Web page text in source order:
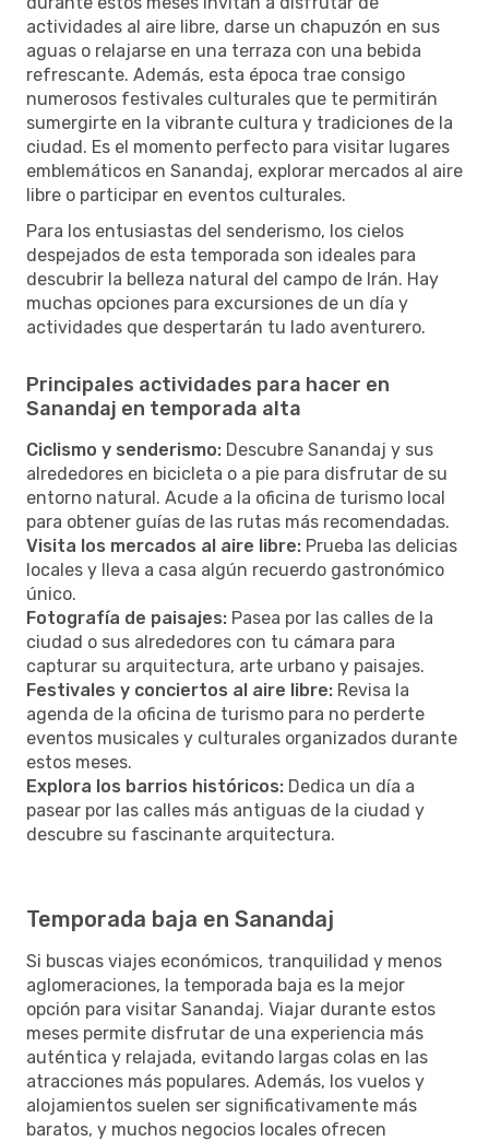
actividades al aire libre, darse un chapuzón en sus
aguas o relajarse en una terraza con una bebida
refrescante. Además, esta época trae consigo
numerosos festivales culturales que te permitirán
sumergirte en la vibrante cultura y tradiciones de la
ciudad. Es el momento perfecto para visitar lugares
emblemáticos en Sanandaj, explorar mercados al aire
libre o participar en eventos culturales.
Para los entusiastas del senderismo, los cielos
despejados de esta temporada son ideales para
descubrir la belleza natural del campo de Irán. Hay
muchas opciones para excursiones de un día y
actividades que despertarán tu lado aventurero.
Principales actividades para hacer en
Sanandaj en temporada alta
Ciclismo y senderismo: Descubre Sanandaj y sus
alrededores en bicicleta o a pie para disfrutar de su
entorno natural. Acude a la oficina de turismo local
para obtener guías de las rutas más recomendadas.
Visita los mercados al aire libre: Prueba las delicias
locales y lleva a casa algún recuerdo gastronómico
único.
Fotografía de paisajes: Pasea por las calles de la
ciudad o sus alrededores con tu cámara para
capturar su arquitectura, arte urbano y paisajes.
Festivales y conciertos al aire libre: Revisa la
agenda de la oficina de turismo para no perderte
eventos musicales y culturales organizados durante
estos meses.
Explora los barrios históricos: Dedica un día a
pasear por las calles más antiguas de la ciudad y
descubre su fascinante arquitectura.
Temporada baja en Sanandaj
Si buscas viajes económicos, tranquilidad y menos
aglomeraciones, la temporada baja es la mejor
opción para visitar Sanandaj. Viajar durante estos
meses permite disfrutar de una experiencia más
auténtica y relajada, evitando largas colas en las
atracciones más populares. Además, los vuelos y
alojamientos suelen ser significativamente más
baratos, y muchos negocios locales ofrecen